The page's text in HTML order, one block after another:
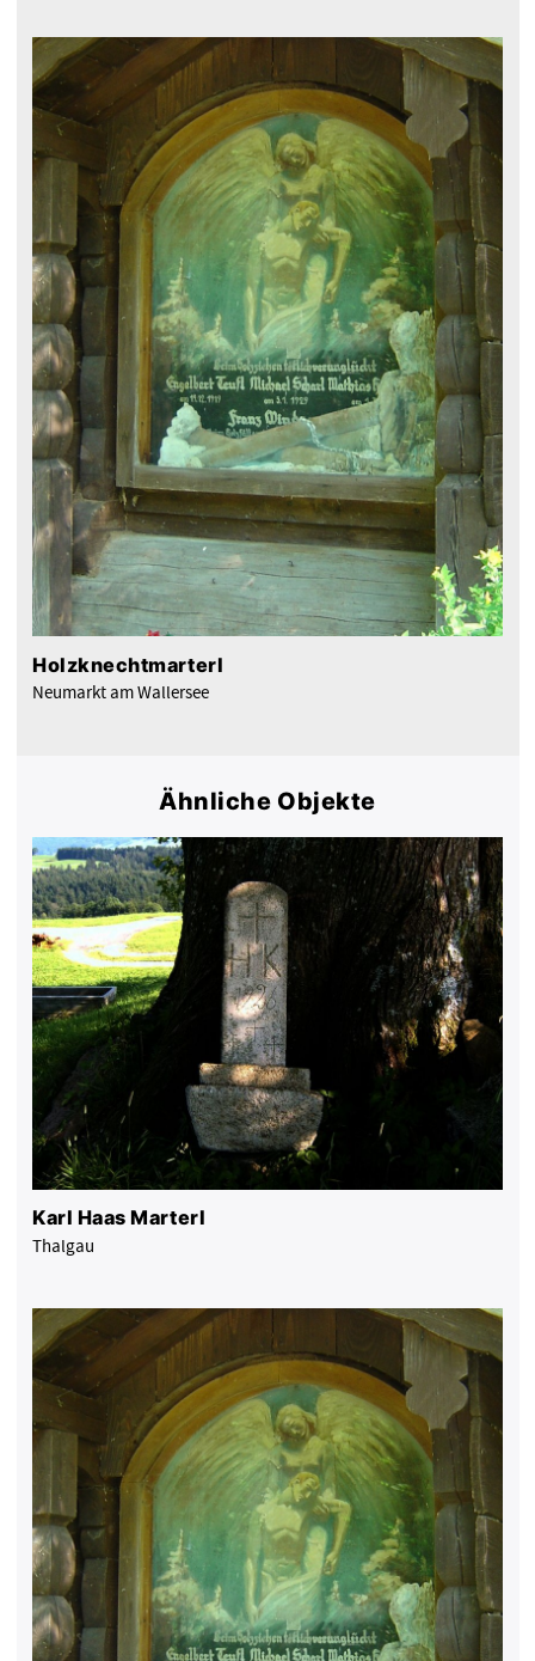
Holzknechtmarterl
Neumarkt am Wallersee
Ähnliche Objekte
Karl Haas Marterl
Thalgau